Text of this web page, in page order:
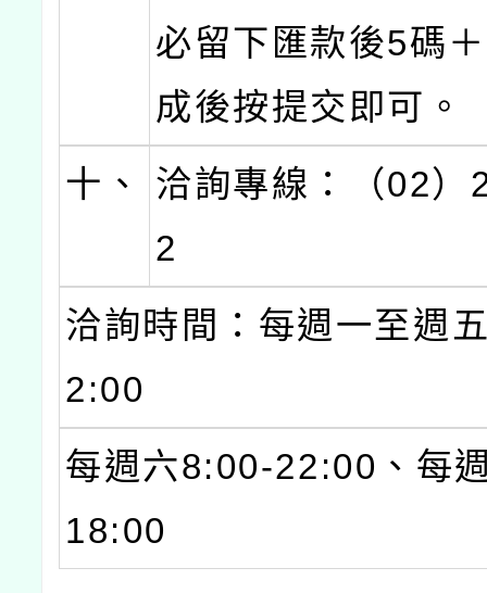
必留下匯款後5碼
成後按提交即可。
十、
洽詢專線：（02）
2
洽詢時間：每週一至週
2:00
每週六8:00-22:00、每
18:00